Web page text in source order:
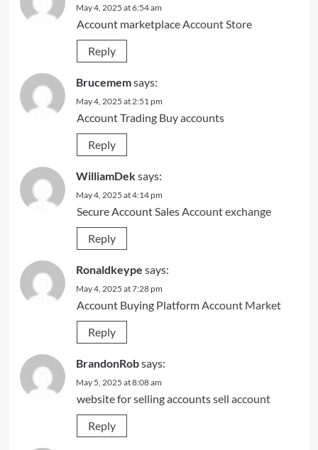
May 4, 2025 at 6:54 am
Account marketplaceAccount Store
Reply
Brucememsays:
May 4, 2025 at 2:51 pm
Account Trading Buy accounts
Reply
WilliamDeksays:
May 4, 2025 at 4:14 pm
Secure Account SalesAccount exchange
Reply
Ronaldkeype says:
May 4, 2025 at 7:28 pm
Account Buying PlatformAccount Market
Reply
BrandonRobsays:
May 5, 2025 at 8:08 am
website for selling accountssell account
Reply